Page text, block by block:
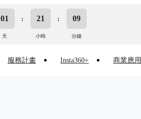
01
天
21
小時
09
分鐘
服務計畫 Insta360+ 商業應用